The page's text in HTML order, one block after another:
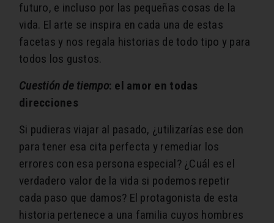
futuro, e incluso por las pequeñas cosas de la
vida. El arte se inspira en cada una de estas
facetas y nos regala historias de todo tipo y para
todos los gustos.
Cuestión de tiempo: el amor en todas
direcciones
Si pudieras viajar al pasado, ¿utilizarías ese don
para tener esa cita perfecta y remediar los
errores con esa persona especial? ¿Cuál es el
verdadero valor de la vida si podemos repetir
cada paso que damos? El protagonista de esta
historia pertenece a una familia cuyos hombres